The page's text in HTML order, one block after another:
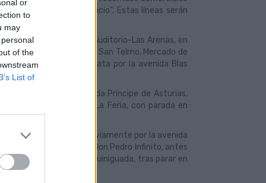
or
to
may
of the
List of
punto de origen “en vacío”. Estas líneas serán
desde la terminal del Auditorio-Las Arenas, en
Centro Insular, Parque San Telmo, Mercado de
llegar a Hoya de la Plata por la avenida Blas
especial, en la avenida Príncipe de Asturias,
el barrio del Pilar y La Feria, con parada en
Paterna.
circulando previamente por la avenida
Romo, Zaragoza y Don Pedro Infinito, antes
en la terminal del Guiniguada, tras parar en